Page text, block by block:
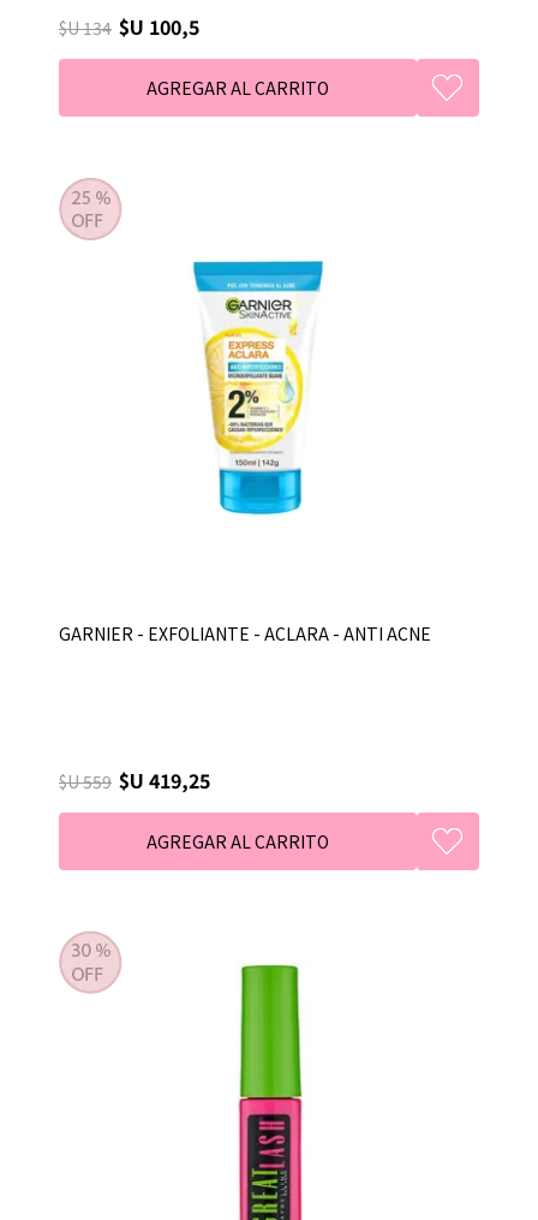
$U 134 $U 100,5
GARNIER - EXFOLIANTE - ACLARA - ANTI ACNE
$U 559 $U 419,25